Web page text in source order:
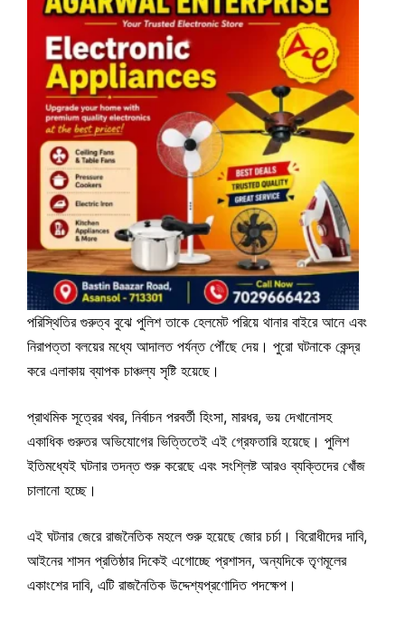
পরিস্থিতির গুরুত্ব বুঝে পুলিশ তাকে হেলমেট পরিয়ে থানার বাইরে আনে এবং
নিরাপত্তা বলয়ের মধ্যে আদালত পর্যন্ত পৌঁছে দেয়। পুরো ঘটনাকে কেন্দ্র
করে এলাকায় ব্যাপক চাঞ্চল্য সৃষ্টি হয়েছে।
প্রাথমিক সূত্রের খবর, নির্বাচন পরবর্তী হিংসা, মারধর, ভয় দেখানোসহ
একাধিক গুরুতর অভিযোগের ভিত্তিতেই এই গ্রেফতারি হয়েছে। পুলিশ
ইতিমধ্যেই ঘটনার তদন্ত শুরু করেছে এবং সংশ্লিষ্ট আরও ব্যক্তিদের খোঁজ
চালানো হচ্ছে।
এই ঘটনার জেরে রাজনৈতিক মহলে শুরু হয়েছে জোর চর্চা। বিরোধীদের দাবি,
আইনের শাসন প্রতিষ্ঠার দিকেই এগোচ্ছে প্রশাসন, অন্যদিকে তৃণমূলের
একাংশের দাবি, এটি রাজনৈতিক উদ্দেশ্যপ্রণোদিত পদক্ষেপ।